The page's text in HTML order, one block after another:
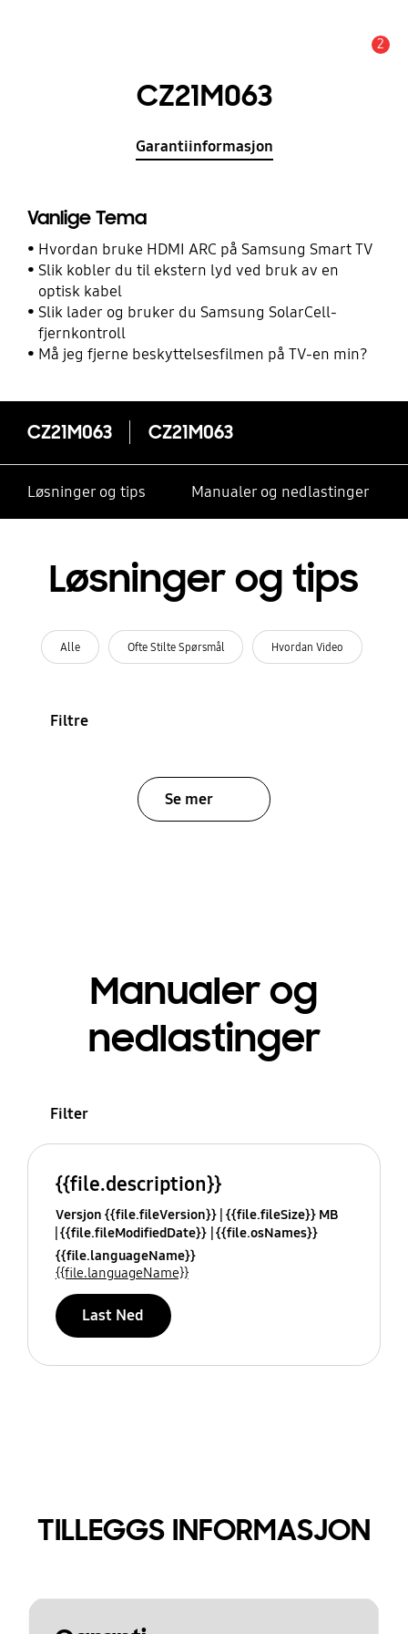
2
CZ21M063
Garantiinformasjon
Vanlige Tema
Hvordan bruke HDMI ARC på Samsung Smart TV
Slik kobler du til ekstern lyd ved bruk av en
optisk kabel
Slik lader og bruker du Samsung SolarCell-
fjernkontroll
Må jeg fjerne beskyttelsesfilmen på TV-en min?
CZ21M063 CZ21M063
Løsninger og tips Manualer og nedlastinger
Løsninger og tips
Alle Ofte Stilte Spørsmål Hvordan Video
Filtre
Se mer
Manualer og
nedlastinger
Filter
{{file.description}}
Versjon {{file.fileVersion}} {{file.fileSize}} MB
{{file.fileModifiedDate}} {{file.osNames}}
{{file.languageName}}
{{file.languageName}}
Last Ned
TILLEGGS INFORMASJON